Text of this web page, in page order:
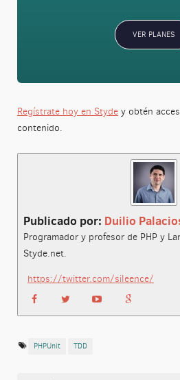
VER PLANES
Regístrate hoy en Stydey obtén
contenido.
Publicado por: Duilio
Programador y profesor de PHP y
Styde.net.
https://twitter.com/sileence/
PHPUnit TDD